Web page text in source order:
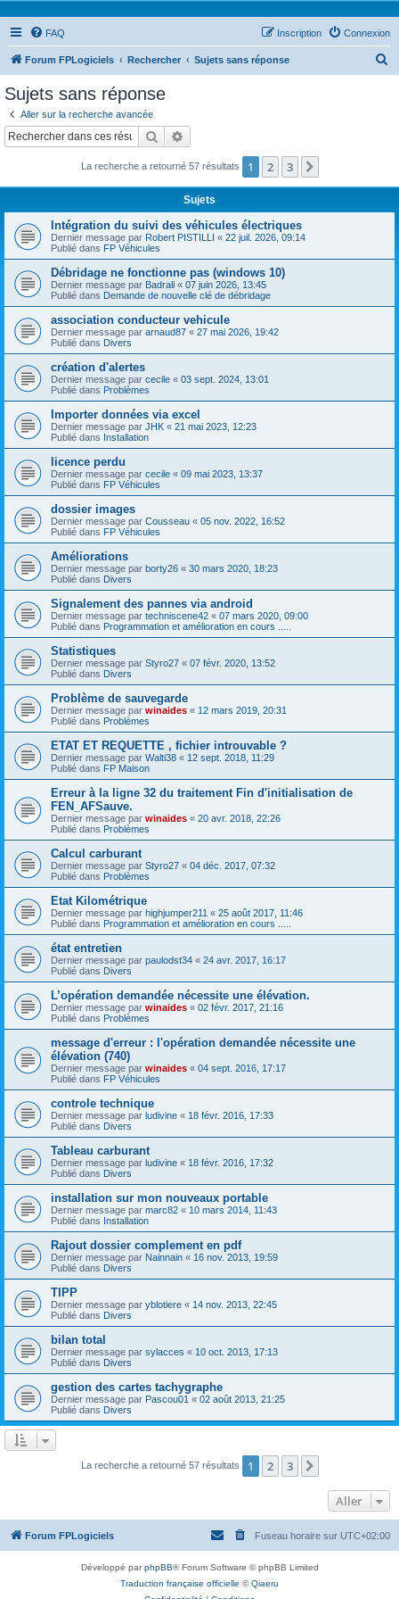
FAQ Connexion
Inscription
Forum FPLogiciels Rechercher Sujets sans réponse
c
Sujets sans réponse
Aller sur la recherche avancée
Rechercher
La recherche a retourné 57 résultats 1 2 3
Sujets
Intégration du suivi des véhicules électriques
Dernier message par Robert PISTILLI « 22 juil. 2026, 09:14
Publié dans FP Véhicules
Débridage ne fonctionne pas (windows 10)
Dernier message par Badrali « 07 juin 2026, 13:45
Publié dans Demande de nouvelle clé de débridage
association conducteur vehicule
Dernier message par arnaud87 « 27 mai 2026, 19:42
Publié dans Divers
création d'alertes
Dernier message par cecile « 03 sept. 2024, 13:01
Publié dans Problèmes
Importer données via excel
Dernier message par JHK « 21 mai 2023, 12:23
Publié dans Installation
licence perdu
Dernier message par cecile « 09 mai 2023, 13:37
Publié dans FP Véhicules
dossier images
Dernier message par Cousseau « 05 nov. 2022, 16:52
Publié dans FP Véhicules
Améliorations
Dernier message par borty26 « 30 mars 2020, 18:23
Publié dans Divers
Signalement des pannes via android
Dernier message par techniscene42 « 07 mars 2020, 09:00
Publié dans Programmation et amélioration en cours .....
Statistiques
Dernier message par Styro27 « 07 févr. 2020, 13:52
Publié dans Divers
Problème de sauvegarde
Dernier message par winaides « 12 mars 2019, 20:31
Publié dans Problèmes
ETAT ET REQUETTE , fichier introuvable ?
Dernier message par Walti38 « 12 sept. 2018, 11:29
Publié dans FP Maison
Erreur à la ligne 32 du traitement Fin d'initialisation de
FEN_AFSauve.
Dernier message par winaides « 20 avr. 2018, 22:26
Publié dans Problèmes
Calcul carburant
Dernier message par Styro27 « 04 déc. 2017, 07:32
Publié dans Problèmes
Etat Kilométrique
Dernier message par highjumper211 « 25 août 2017, 11:46
Publié dans Programmation et amélioration en cours .....
état entretien
Dernier message par paulodst34 « 24 avr. 2017, 16:17
Publié dans Divers
L’opération demandée nécessite une élévation.
Dernier message par winaides « 02 févr. 2017, 21:16
Publié dans Problèmes
message d'erreur : l'opération demandée nécessite une
élévation (740)
Dernier message par winaides « 04 sept. 2016, 17:17
Publié dans FP Véhicules
controle technique
Dernier message par ludivine « 18 févr. 2016, 17:33
Publié dans Divers
Tableau carburant
Dernier message par ludivine « 18 févr. 2016, 17:32
Publié dans Divers
installation sur mon nouveaux portable
Dernier message par marc82 « 10 mars 2014, 11:43
Publié dans Installation
Rajout dossier complement en pdf
Dernier message par Nainnain « 16 nov. 2013, 19:59
Publié dans Divers
TIPP
Dernier message par yblotiere « 14 nov. 2013, 22:45
Publié dans Divers
bilan total
Dernier message par sylacces « 10 oct. 2013, 17:13
Publié dans Divers
gestion des cartes tachygraphe
Dernier message par Pascou01 « 02 août 2013, 21:25
Publié dans Divers
La recherche a retourné 57 résultats 1 2 3
Aller
Forum FPLogiciels Fuseau horaire sur UTC+02:00
Développé parphpBB® Forum Software © phpBB Limited
Traduction française officielle ©Qiaeru